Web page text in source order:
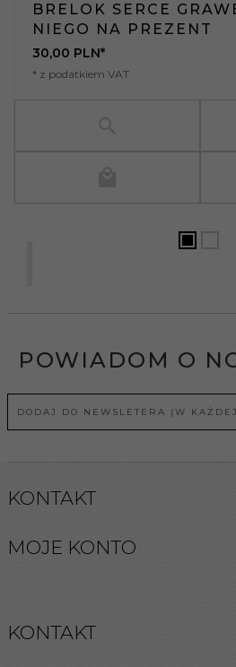
BRELOK SERCE
NIEGO NA PREZENT
30,00 PLN*
* z podatkiem VAT
POWIADOM O
KONTAKT
MOJE KONTO
KONTAKT